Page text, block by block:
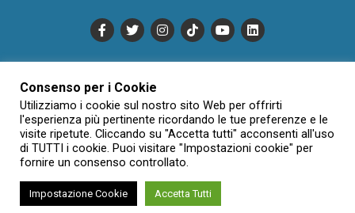
INFORMATIVA SULLA PRIVACY
CONDIZIONI DI UTILIZZO
DATI SOCIETARI
NOVAJO
CREDITS
CONTATTTI
Creative Commons Attribuzione - Non commerciale - Non opere
derivate 3.0 Italia (CC BY-NC-ND 3.0 IT)
Consenso per i Cookie
Utilizziamo i cookie sul nostro sito Web per offrirti
l'esperienza più pertinente ricordando le tue preferenze e le
visite ripetute. Cliccando su "Accetta tutti" acconsenti all'uso
di TUTTI i cookie. Puoi visitare "Impostazioni cookie" per
fornire un consenso controllato.
Impostazione Cookie Accetta Tutti